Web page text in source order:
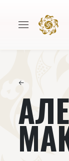
Авторы
Издательство
←